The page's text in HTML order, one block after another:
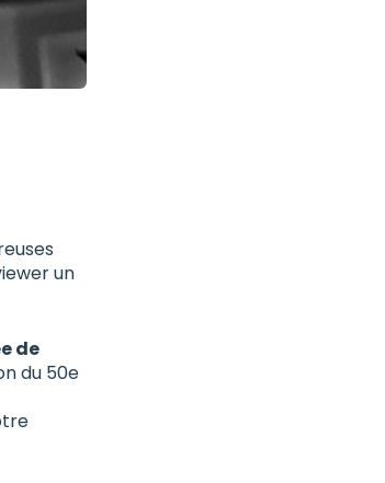
un
de
du 50e